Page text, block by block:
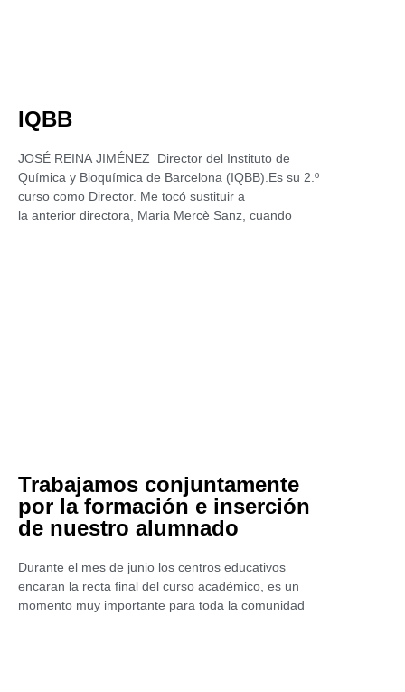
IQBB
JOSÉ REINA JIMÉNEZ Director del Instituto de
Química y Bioquímica de Barcelona (IQBB).Es su 2.º
curso como Director. Me tocó sustituir a
la anterior directora, Maria Mercè Sanz, cuando
Trabajamos conjuntamente
por la formación e inserción
de nuestro alumnado
Durante el mes de junio los centros educativos
encaran la recta final del curso académico, es un
momento muy importante para toda la comunidad